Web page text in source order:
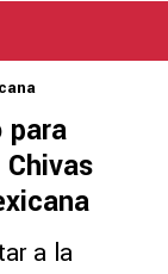
para
a la